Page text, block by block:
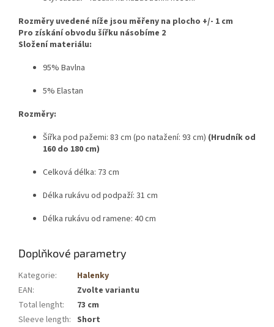
Rozměry uvedené níže jsou měřeny na plocho +/- 1 cm
Pro získání obvodu šířku násobíme 2
Složení materiálu:
95% Bavlna
5% Elastan
Rozměry:
Šířka pod pažemi: 83 cm (po natažení: 93 cm) (Hrudník od
160 do 180 cm)
Celková délka: 73 cm
Délka rukávu od podpaží: 31 cm
Délka rukávu od ramene: 40 cm
Doplňkové parametry
Kategorie:
Halenky
EAN:
Zvolte variantu
Total lenght:
73 cm
Sleeve length: Short